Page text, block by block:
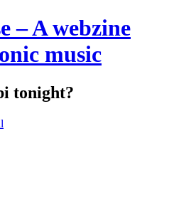
– A webzine
music
tonight?